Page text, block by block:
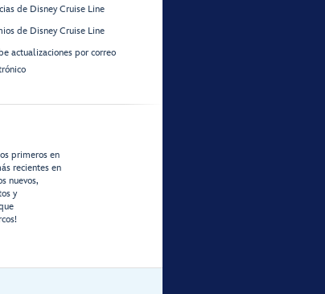
de Disney Cruise Line
de Disney Cruise Line
actualizaciones por correo
primeros en
recientes en
nuevos,
y